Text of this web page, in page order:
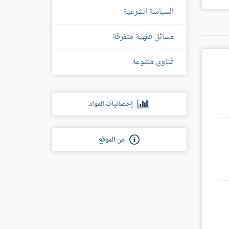
السياسة الشرعية
مسائل فقهية متفرقة
فتاوى متنوعة
إحصائيات المواد
عن الموقع